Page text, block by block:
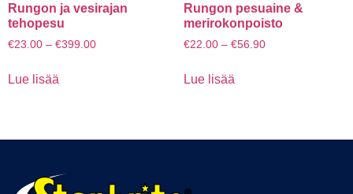
Rungon ja vesirajan
tehopesu
€23.00 – €399.00
Lue lisää
Rungon pesuaine &
merirokonpoisto
€22.00 – €56.90
Lue lisää